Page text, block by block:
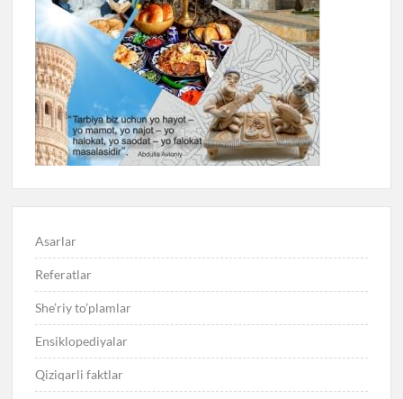
Asarlar
Referatlar
She’riy to’plamlar
Ensiklopediyalar
Qiziqarli faktlar